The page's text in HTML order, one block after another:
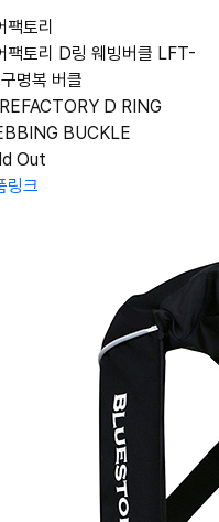
팩토리
팩토리 D링 웨빙버클 LFT-
명복 버클
D RING
BUCKLE
Out
링크